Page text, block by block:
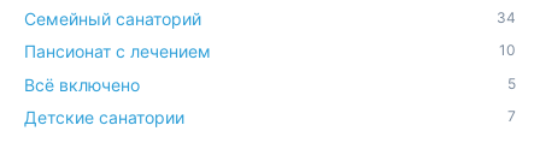
Семейный санаторий 34
Пансионат с лечением 10
Всё включено 5
Детские санатории 7